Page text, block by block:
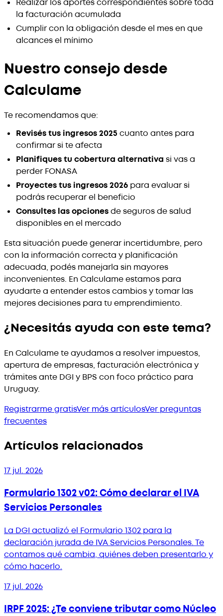
Realizar los aportes correspondientes sobre toda
la facturación acumulada
Cumplir con la obligación desde el mes en que
alcances el mínimo
Nuestro consejo desde
Calculame
Te recomendamos que:
Revisés tus ingresos 2025 cuanto antes para
confirmar si te afecta
Planifiques tu cobertura alternativa si vas a
perder FONASA
Proyectes tus ingresos 2026 para evaluar si
podrás recuperar el beneficio
Consultes las opcionesde seguros de salud
disponibles en el mercado
Esta situación puede generar incertidumbre, pero
con la información correcta y planificación
adecuada, podés manejarla sin mayores
inconvenientes. En Calculame estamos para
ayudarte a entender estos cambios y tomar las
mejores decisiones para tu emprendimiento.
¿Necesitás ayuda con este tema?
En Calculame te ayudamos a resolver impuestos,
apertura de empresas, facturación electrónica y
trámites ante DGI y BPS con foco práctico para
Uruguay.
Registrarme gratisVer más artículosVer preguntas
frecuentes
Artículos relacionados
17 jul. 2026
Formulario 1302 v02: Cómo declarar el IVA
Servicios Personales
La DGI actualizó el Formulario 1302 para la
declaración jurada de IVA Servicios Personales. Te
contamos qué cambia, quiénes deben presentarlo y
cómo hacerlo.
17 jul. 2026
IRPF 2025: ¿Te conviene tributar como Núcleo